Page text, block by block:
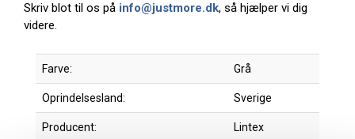
Skriv blot til os på info@justmore.dk, så hjælper vi dig
videre.
Farve: Grå
Oprindelsesland: Sverige
Producent: Lintex